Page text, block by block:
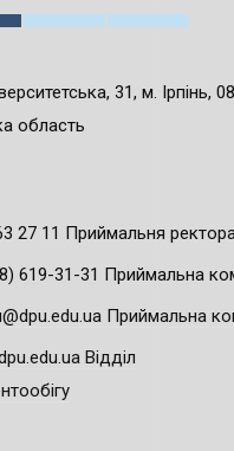
31, м. Ірпінь,
область
27 11 Приймальня
619-31-31 Приймальна
Приймальна
Відділ